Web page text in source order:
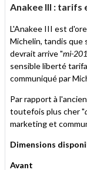
Anakee III : tarifs
L'Anakee III est
Michelin, tandis que
devrait arrive "mi-
sensible liberté
communiqué par
Par rapport à
toutefois plus cher "
marketing et
Dimensions
Avant